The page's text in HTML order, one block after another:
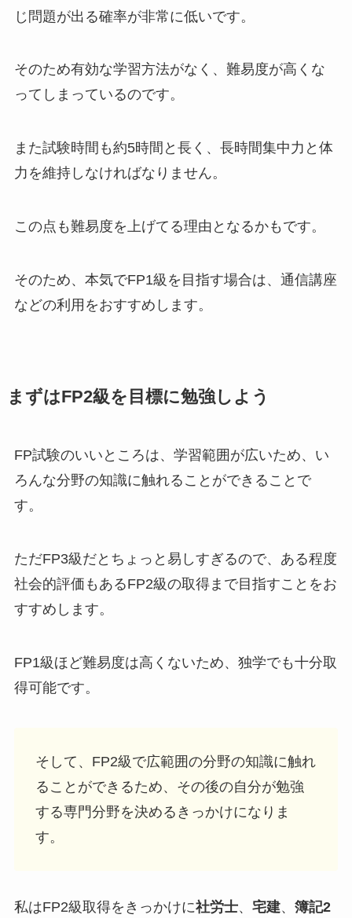
じ問題が出る確率が非常に低いです。
そのため有効な学習方法がなく、難易度が高くな
ってしまっているのです。
また試験時間も約5時間と長く、長時間集中力と体
力を維持しなければなりません。
この点も難易度を上げてる理由となるかもです。
そのため、本気でFP1級を目指す場合は、通信講座
などの利用をおすすめします。
まずはFP2級を目標に勉強しよう
FP試験のいいところは、学習範囲が広いため、い
ろんな分野の知識に触れることができることで
す。
ただFP3級だとちょっと易しすぎるので、ある程度
社会的評価もあるFP2級の取得まで目指すことをお
すすめします。
FP1級ほど難易度は高くないため、独学でも十分取
得可能です。
そして、FP2級で広範囲の分野の知識に触れ
ることができるため、その後の自分が勉強
する専門分野を決めるきっかけになりま
す。
私はFP2級取得をきっかけに社労士、 宅建、 簿記2